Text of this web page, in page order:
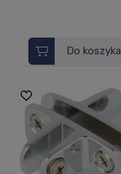
Do koszyka